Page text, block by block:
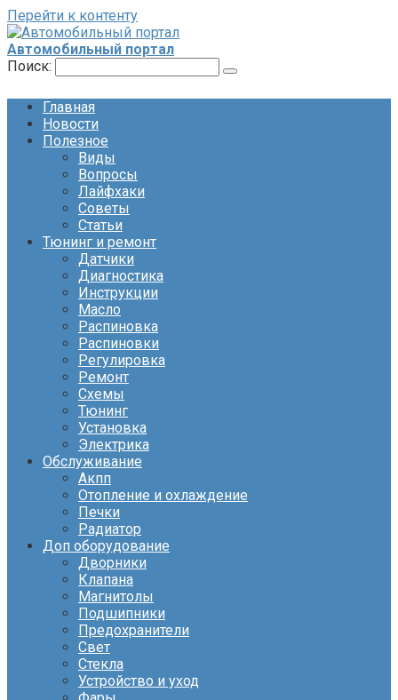
Перейти к контенту
Автомобильный портал
Поиск:
Главная
Новости
Полезное
Виды
Вопросы
Лайфхаки
Советы
Статьи
Тюнинг и ремонт
Датчики
Диагностика
Инструкции
Масло
Распиновка
Распиновки
Регулировка
Ремонт
Схемы
Тюнинг
Установка
Электрика
Обслуживание
Акпп
Отопление и охлаждение
Печки
Радиатор
Доп оборудование
Дворники
Клапана
Магнитолы
Подшипники
Предохранители
Свет
Стекла
Устройство и уход